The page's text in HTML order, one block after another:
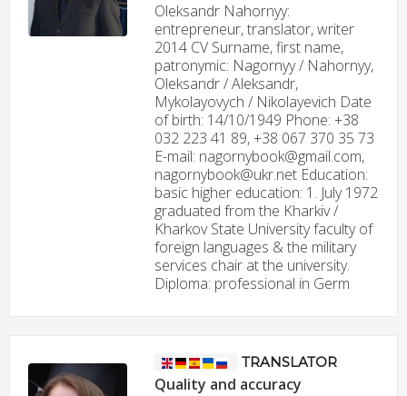
Oleksandr Nahornyy:
entrepreneur, translator, writer
2014 CV Surname, first name,
patronymic: Nagornyy / Nahornyy,
Oleksandr / Aleksandr,
Mykolayovych / Nikolayevich Date
of birth: 14/10/1949 Phone: +38
032 223 41 89, +38 067 370 35 73
E-mail: nagornybook@gmail.com,
nagornybook@ukr.net Education:
basic higher education: 1. July 1972
graduated from the Kharkiv /
Kharkov State University faculty of
foreign languages & the military
services chair at the university.
Diploma: professional in Germ
TRANSLATOR
Quality and accuracy